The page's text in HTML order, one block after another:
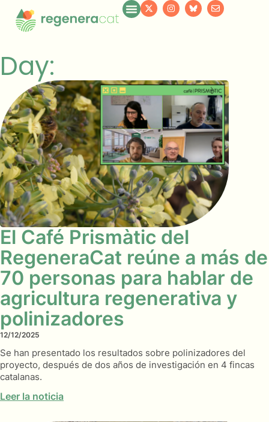
Day:
El Café Prismàtic del
RegeneraCat reúne a más de
70 personas para hablar de
agricultura regenerativa y
polinizadores
12/12/2025
Se han presentado los resultados sobre polinizadores del
proyecto, después de dos años de investigación en 4 fincas
catalanas.
Leer la noticia